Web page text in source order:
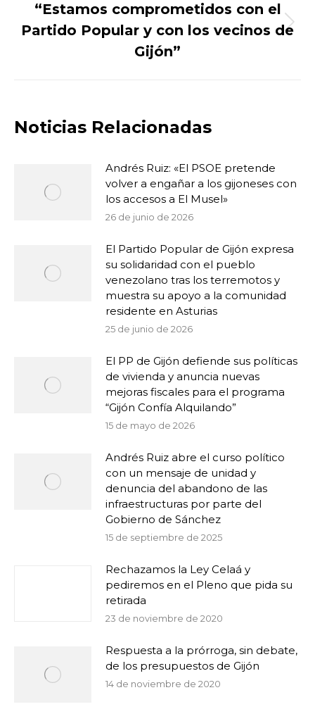
Publicación
siguiente:
“Estamos comprometidos con el
Partido Popular y con los vecinos de
Gijón”
Noticias Relacionadas
Andrés Ruiz: «El PSOE pretende
volver a engañar a los gijoneses con
los accesos a El Musel»
26 de junio de 2026
El Partido Popular de Gijón expresa
su solidaridad con el pueblo
venezolano tras los terremotos y
muestra su apoyo a la comunidad
residente en Asturias
25 de junio de 2026
El PP de Gijón defiende sus políticas
de vivienda y anuncia nuevas
mejoras fiscales para el programa
“Gijón Confía Alquilando”
15 de mayo de 2026
Andrés Ruiz abre el curso político
con un mensaje de unidad y
denuncia del abandono de las
infraestructuras por parte del
Gobierno de Sánchez
15 de septiembre de 2025
Rechazamos la Ley Celaá y
pediremos en el Pleno que pida su
retirada
23 de noviembre de 2020
Respuesta a la prórroga, sin debate,
de los presupuestos de Gijón
14 de noviembre de 2020